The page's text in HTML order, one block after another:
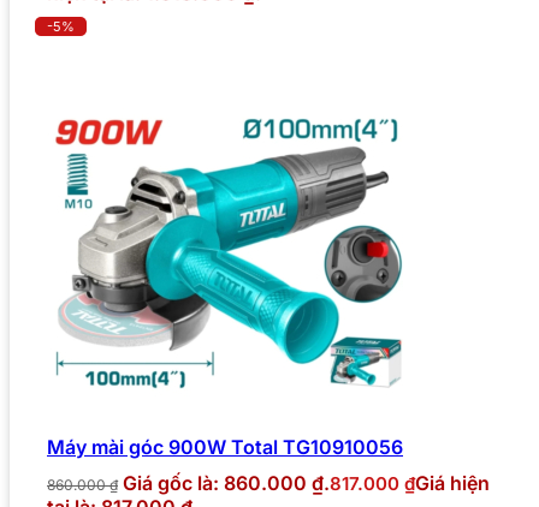
-5%
Máy mài góc 900W Total TG10910056
860.000₫ Giá gốc là: 860.000 ₫.817.000 ₫Giá hiện